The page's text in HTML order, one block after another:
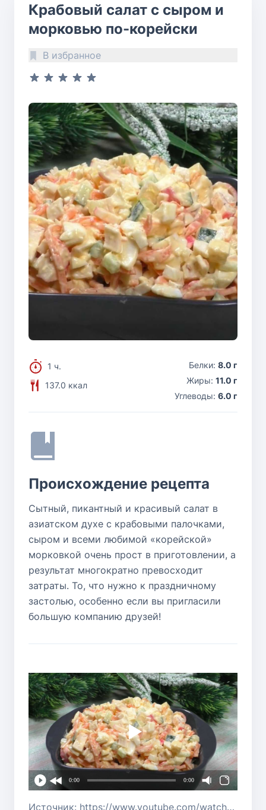
Крабовый салат с сыром и
морковью по-корейски
В избранное
1 ч.
137.0 ккал
Белки: 8.0 г
Жиры: 11.0 г
Углеводы: 6.0 г
Происхождение рецепта
Сытный, пикантный и красивый салат в
азиатском духе с крабовыми палочками,
сыром и всеми любимой «корейской»
морковкой очень прост в приготовлении, а
результат многократно превосходит
затраты. То, что нужно к праздничному
застолью, особенно если вы пригласили
большую компанию друзей!
0:00 0:00
Источник: https://www.youtube.com/watch?v=DSBEM1xUc2s